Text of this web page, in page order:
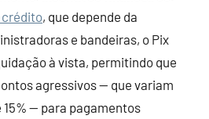
crédito, que depende da
e bandeiras, o Pix
à vista, permitindo que
agressivos — que variam
— para pagamentos